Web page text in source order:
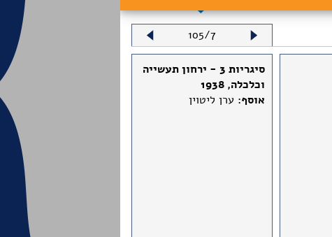
105/7
סיגריות 3 - ירחון תעשייה
וכלכלה, 1938
אוסף: ערן ליטוין